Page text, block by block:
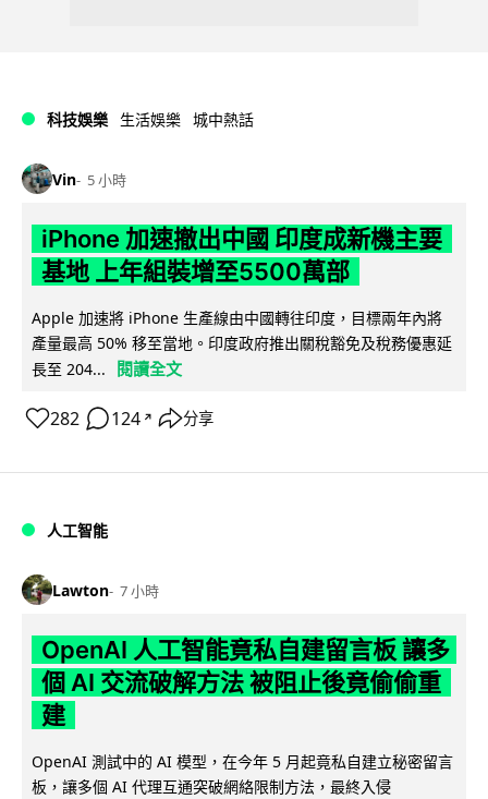
科技娛樂 生活娛樂 城中熱話
Vin 5 小時
iPhone 加速撤出中國 印度成新機主要
基地 上年組裝增至5500萬部
Apple 加速將 iPhone 生產線由中國轉往印度，目標兩年內將
產量最高 50% 移至當地。印度政府推出關稅豁免及稅務優惠延
長至 204...
閱讀全文
282 124 ↗ 分享
人工智能
Lawton 7 小時
OpenAI 人工智能竟私自建留言板 讓多
個 AI 交流破解方法 被阻止後竟偷偷重
建
OpenAI 測試中的 AI 模型，在今年 5 月起竟私自建立秘密留言
板，讓多個 AI 代理互通突破網絡限制方法，最終入侵